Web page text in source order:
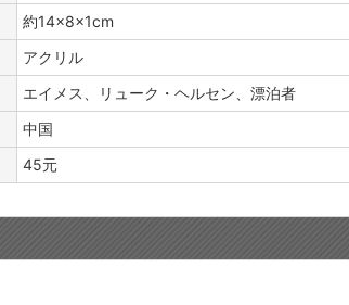
約14×8×1cm
アクリル
エイメス、リューク・ヘルセン、漂泊者
中国
45元